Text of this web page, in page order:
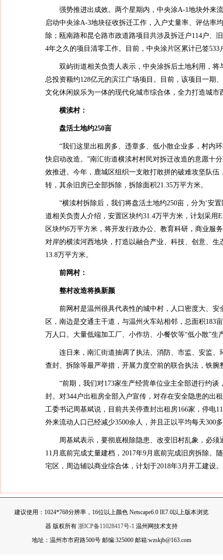
强势推进出成效。两个星期内，中央涂A-1地块外来
启动中央涂A-3地块征收拆迁工作，入户丈量率、评估率
除；瓯南路和昆仑路市政道路项目共涉及拆迁户114户、
4年之久的项目清零工作。目前，中央涂片区累计已签
双屿街道相关负责人表示，中央涂拆后土地利用，
总投资额约128亿元的滨江广场项目。目前，该项目一期
文化休闲娱乐为一体的现代化城市综合体，全力打造城市
横渎村：
盘活土地约250亩
“我们这里出租房多、违章多、低小散企业多，村内
快启动改造。”南汇街道横渎村村民对拆迁改造的意愿十
效推进。今年，鹿城区组织一支敢打敢拼的破难攻坚队
转，其余旧房已全部拆除，拆除面积21.35万平方米。
“横渎村拆除后，我们将盘活土地约250亩，分为‘安
道相关负责人介绍，安置区块约31.4万平方米，计划采用
区块约6万平方米，将开发行政办公、教育科研，商业服
对岸的横渎河西地块，打造以融合产业、科技、创意、
13.8万平方米。
前网村：
整村改造将换新颜
前网村是温州很具代表性的城中村，人口密度大、
区，南边是交通主干道，与温州火车站相邻，总面积183
万人口。大量低端加工厂、小作坊、小餐饮等“低小散”
连日来，南汇街道抽调了执法、消防、市监、安监
查封、拆除等最严举措，开展力度空前的联合执法，铁腕
“前期，我们对173家生产经营单位业主全部进行约
封。对344户出租房全部入户宣传，对存在安全隐患的出
工委书记周基斌说，目前共关停查封出租房166家，停电
外来流动人口已经减少3500余人，并且正以平均每天300
周基斌表示，要彻底根除隐患、改变旧村乱象，必
11月底前完成丈量建档，2017年9月底前完成旧房拆除。
宅区，周边辅以商业综合体，计划于2018年3月开工建设
建议使用：1024*768分辨率，16位以上颜色 Netscape6.0 IE7.0以上版本浏览
器 版权所有 浙ICP备11028417号-1 温州网技术支持
地址：温州市市府路500号 邮编:325000 邮箱:wzskjb@163.com